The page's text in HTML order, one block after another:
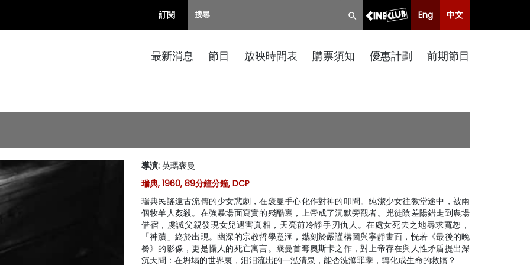
訂閱 Eng 中文
最新消息 節目 放映時間表 購票須知 優惠計劃 前期節目
導演: 英瑪褒曼
瑞典, 1960, 89分鐘分鐘, DCP
瑞典民謠遠古流傳的少女悲劇，在褒曼手心化作對神的叩問。純潔少女往教堂途中，被兩
個牧羊人姦殺。在強暴場面寫實的殘酷裏，上帝成了沉默旁觀者。兇徒陰差陽錯走到農場
借宿，虔誠父親發現女兒遇害真相，天亮前冷靜手刃仇人。在處女死去之地尋求寬恕，
「神蹟」終於出現。幽深的宗教哲學意涵，鑴刻於嚴謹構圖與寧靜畫面，恍若《最後的晚
餐》的影像，更是懾人的死亡寓言。褒曼首奪奧斯卡之作，對上帝存在與人性矛盾提出深
沉天問：在坍塌的世界裏，汨汨流出的一泓清泉，能否洗滌罪孽，轉化成生命的救贖？